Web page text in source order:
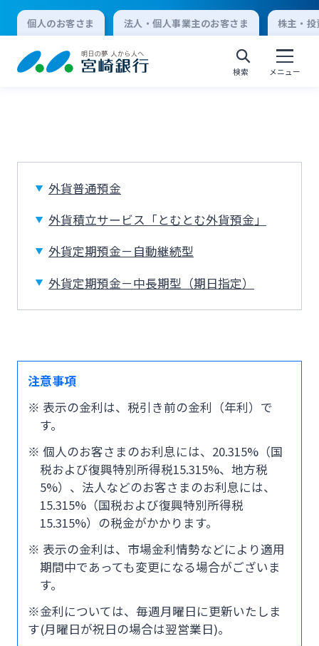
個人のお客さま 法人・個人事業主のお客さま 株主・
検索 メニュー
法人向けインターネットバンキング
ログオン
よくあるご質問 チャットで相談
English
外貨普通預金
外貨積立サービス「とむとむ外貨預金」
外貨定期預金－自動継続型
外貨定期預金－中長期型（期日指定）
注意事項
※ 表示の金利は、税引き前の金利（年利）で
す。
※ 個人のお客さまのお利息には、20.315%（国
税および復興特別所得税15.315%、地方税
5%）、法人などのお客さまのお利息には、
15.315%（国税および復興特別所得税
15.315%）の税金がかかります。
※ 表示の金利は、市場金利情勢などにより適用
期間中であっても変更になる場合がございま
す。
※金利については、毎週月曜日に更新いたしま
す(月曜日が祝日の場合は翌営業日)。